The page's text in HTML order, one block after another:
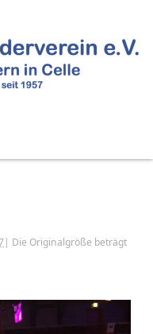
| Die Originalgröße beträgt